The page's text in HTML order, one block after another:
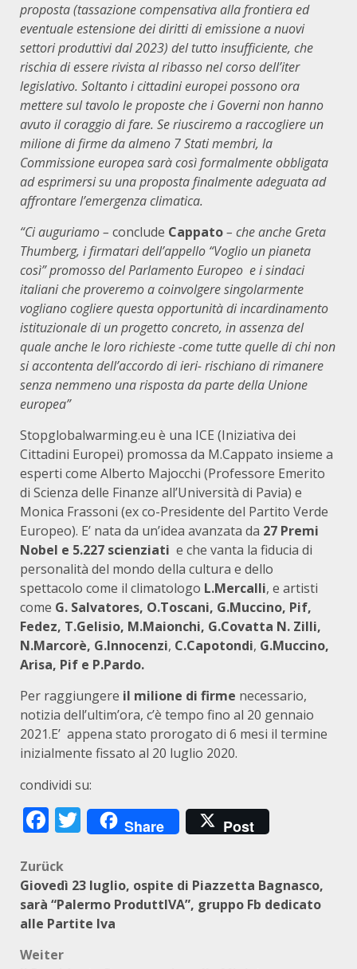
proposta (tassazione compensativa alla frontiera ed
eventuale estensione dei diritti di emissione a nuovi
settori produttivi dal 2023) del tutto insufficiente, che
rischia di essere rivista al ribasso nel corso dell’iter
legislativo. Soltanto i cittadini europei possono ora
mettere sul tavolo le proposte che i Governi non hanno
avuto il coraggio di fare. Se riusciremo a raccogliere un
milione di firme da almeno 7 Stati membri, la
Commissione europea sarà così formalmente obbligata
ad esprimersi su una proposta finalmente adeguata ad
affrontare l’emergenza climatica.
“Ci auguriamo – conclude Cappato– che anche Greta
Thumberg, i firmatari dell’appello “Voglio un pianeta
così” promosso del Parlamento Europeo e i sindaci
italiani che proveremo a coinvolgere singolarmente
vogliano cogliere questa opportunità di incardinamento
istituzionale di un progetto concreto, in assenza del
quale anche le loro richieste -come tutte quelle di chi non
si accontenta dell’accordo di ieri- rischiano di rimanere
senza nemmeno una risposta da parte della Unione
europea”
Stopglobalwarming.eu è una ICE (Iniziativa dei
Cittadini Europei) promossa da M.Cappato insieme a
esperti come Alberto Majocchi (Professore Emerito
di Scienza delle Finanze all’Università di Pavia) e
Monica Frassoni (ex co-Presidente del Partito Verde
Europeo). E’ nata da un’idea avanzata da 27 Premi
Nobel e 5.227 scienziati e che vanta la fiducia di
personalità del mondo della cultura e dello
spettacolo come il climatologo L.Mercalli, e artisti
come G. Salvatores, O.Toscani, G.Muccino, Pif,
Fedez, T.Gelisio, M.Maionchi, G.Covatta N. Zilli,
N.Marcorè, G.Innocenzi, C.Capotondi, G.Muccino,
Arisa, Pif e P.Pardo.
Per raggiungere il milione di firme necessario,
notizia dell’ultim’ora, c’è tempo fino al 20 gennaio
2021.E’ appena stato prorogato di 6 mesi il termine
inizialmente fissato al 20 luglio 2020.
condividi su:
Facebook
Twitter
Share Post
Beitragsnavigation
Zurück
Giovedì 23 luglio, ospite di Piazzetta Bagnasco,
sarà “Palermo ProduttIVA”, gruppo Fb dedicato
alle Partite Iva
Weiter